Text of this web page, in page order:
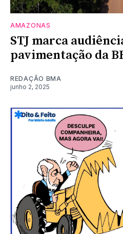
AMAZONAS
STJ marca
pavimentação da
REDAÇÃO BMA
junho 2, 2025